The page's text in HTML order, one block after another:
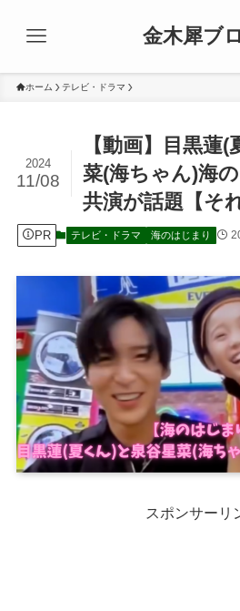
金木犀ブ
ホーム テレビ・ドラマ
【動画】目黒蓮
菜(海ちゃん)海
共演が話題【そ
2024
11/08
PR テレビ・ドラマ 海のはじまり
スポンサーリ